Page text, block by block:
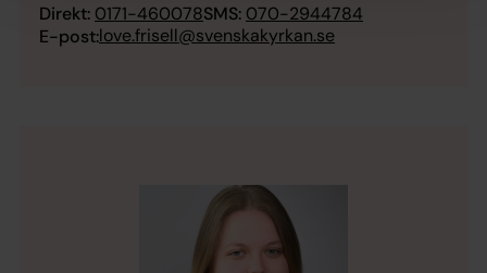
Direkt: 0171-460078SMS: 070-2944784
E-post:love.frisell@svenskakyrkan.se